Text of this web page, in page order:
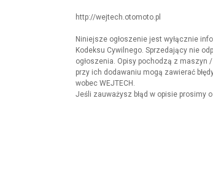
http://wejtech.otomoto.pl
Niniejsze ogłoszenie jest wyłącznie
Kodeksu Cywilnego. Sprzedający nie
ogłoszenia. Opisy pochodzą z
przy ich dodawaniu mogą zawierać
wobec WEJTECH.
Jeśli zauważysz błąd w opisie prosimy